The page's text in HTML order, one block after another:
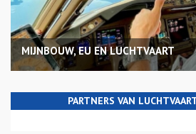
MIJNBOUW, EU EN LUCHTVAART
PARTNERS VAN